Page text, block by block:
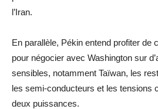
l’Iran.
En parallèle, Pékin entend profiter de
pour négocier avec Washington sur
sensibles, notamment Taïwan, les
les semi-conducteurs et les tensions
deux puissances.